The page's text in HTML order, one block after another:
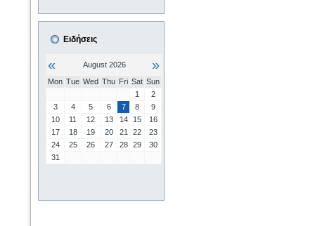
Ειδήσεις
« August 2026 »
Mon Tue Wed Thu Fri Sat Sun
1
2
3
4 5 6 7 8
9
10
11 12 13 14 15
16
17
18 19 20 21 22
23
24
25 26 27 28 29
30
31